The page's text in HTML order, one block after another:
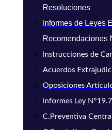
Resoluciones
Informes de Leyes
Recomendaciones
Instrucciones de
Acuerdos
Oposiciones
Informes Ley
C.Preventiva